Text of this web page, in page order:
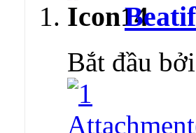
Bắt đầu bởi